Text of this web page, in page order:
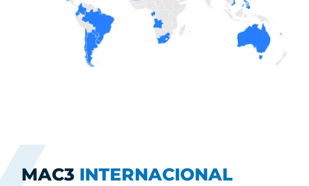
MAC3 INTERNACIONAL